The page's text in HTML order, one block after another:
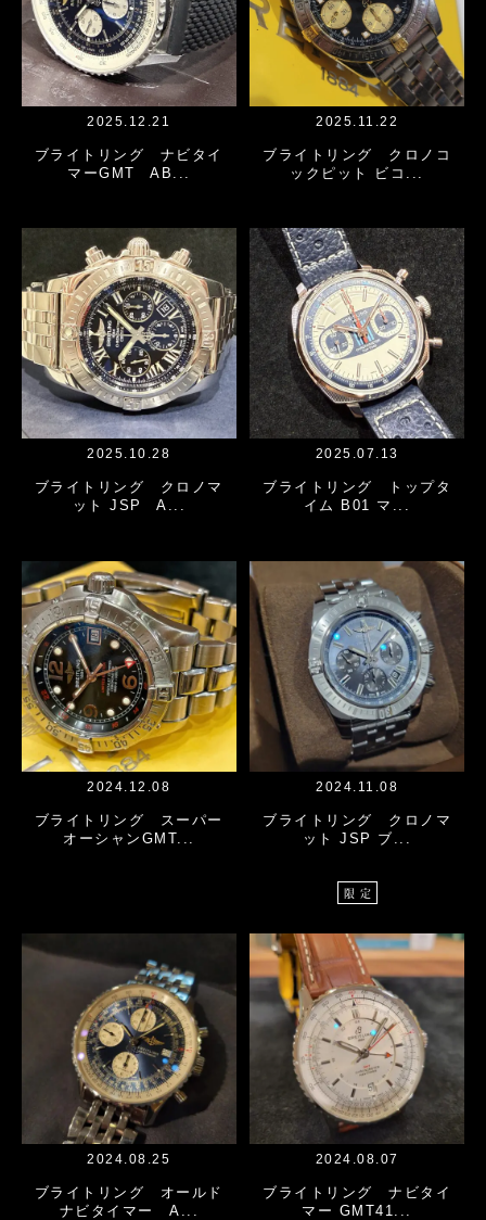
2025.12.21
ブライトリング ナビタイ
マーGMT AB...
2025.11.22
ブライトリング クロノコ
ックピット ビコ...
2025.10.28
ブライトリング クロノマ
ット JSP A...
2025.07.13
ブライトリング トップタ
イム B01 マ...
2024.12.08
ブライトリング スーパー
オーシャンGMT...
2024.11.08
ブライトリング クロノマ
ット JSP ブ...
限定
2024.08.25
ブライトリング オールド
ナビタイマー A...
2024.08.07
ブライトリング ナビタイ
マー GMT41...